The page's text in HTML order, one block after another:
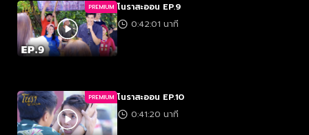
PREMIUM โนราสะออน EP.9
0:42:01 นาที
PREMIUM โนราสะออน EP.10
0:41:20 นาที